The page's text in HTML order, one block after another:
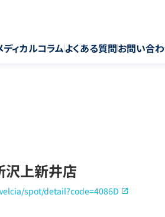
ディカルコラムよくある質問お問い合
沢上新井店
spot/detail?code=4086D